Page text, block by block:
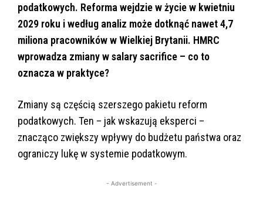
podatkowych. Reforma wejdzie w życie w kwietniu
2029 roku i według analiz może dotknąć nawet 4,7
miliona pracowników w Wielkiej Brytanii. HMRC
wprowadza zmiany w salary sacrifice – co to
oznacza w praktyce?
Zmiany są częścią szerszego pakietu reform
podatkowych. Ten – jak wskazują eksperci –
znacząco zwiększy wpływy do budżetu państwa oraz
ograniczy lukę w systemie podatkowym.
- Advertisement -